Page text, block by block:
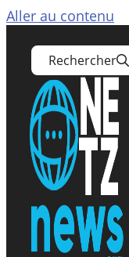
Aller au contenu
Rechercher